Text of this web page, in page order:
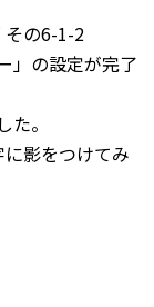
の6-1-2
」の設定が完了
。
影をつけてみ